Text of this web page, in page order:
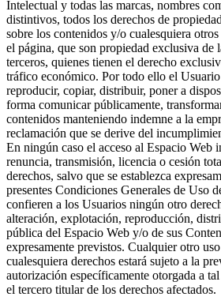
Intelectual y todas las marcas, nombres
distintivos, todos los derechos de
sobre los contenidos y/o cualesquiera
el página, que son propiedad exclusiva de
terceros, quienes tienen el derecho
tráfico económico. Por todo ello el
reproducir, copiar, distribuir, poner a
forma comunicar públicamente,
contenidos manteniendo indemne a la
reclamación que se derive del
En ningún caso el acceso al Espacio Web
renuncia, transmisión, licencia o cesión
derechos, salvo que se establezca
presentes Condiciones Generales de Uso
confieren a los Usuarios ningún otro
alteración, explotación, reproducción,
pública del Espacio Web y/o de sus
expresamente previstos. Cualquier otro
cualesquiera derechos estará sujeto a la
autorización específicamente otorgada a
el tercero titular de los derechos afectados.